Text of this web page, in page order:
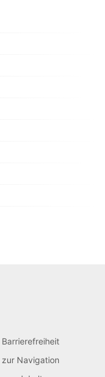
Barrierefreiheit
zur Navigation